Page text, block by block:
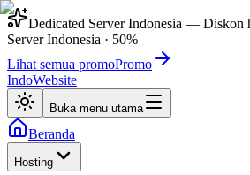
Dedicated Server Indonesia — Diskon
Server Indonesia · 50%
Lihat semua promoPromo
IndoWebsite
Buka menu utama
Beranda
Hosting